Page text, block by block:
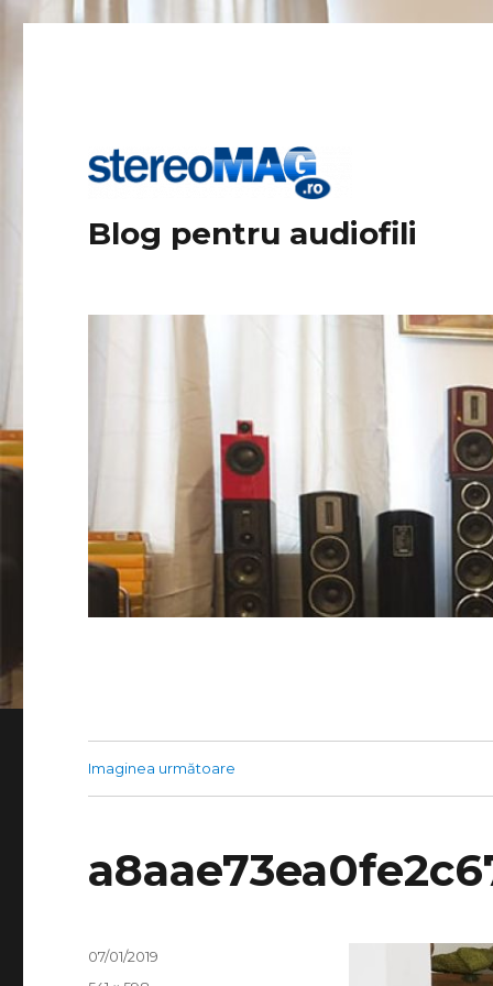
Blog pentru audiofili
Imaginea următoare
Publicat
07/01/2019